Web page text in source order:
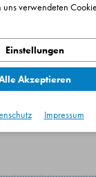
FÜR
verwendeten
Einstellungen
Akzeptieren
Impressum